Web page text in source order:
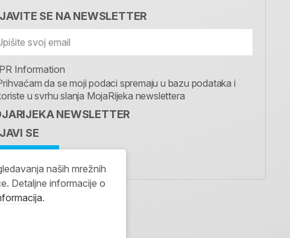
SE NA NEWSLETTER
Information
da se moji podaci spremaju u bazu podataka i
u svrhu slanja MojaRijeka newslettera
NEWSLETTER
SE
naših mrežnih
Detaljne informacije o
.